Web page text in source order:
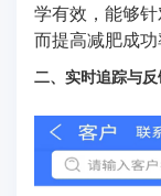
学有效，能够
而提高减肥成功
二、实时追踪与